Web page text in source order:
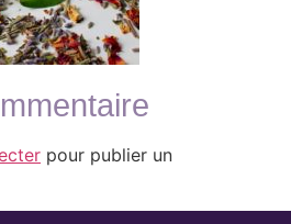
pour publier un